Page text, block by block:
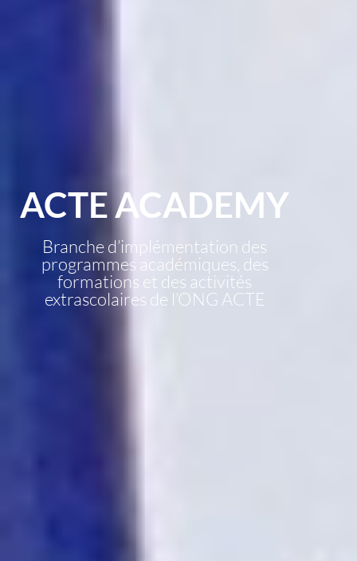
ACTE ACADEMY
Branche d’implémentation des
programmes académiques, des
formations et des activités
extrascolaires de l’ONG ACTE